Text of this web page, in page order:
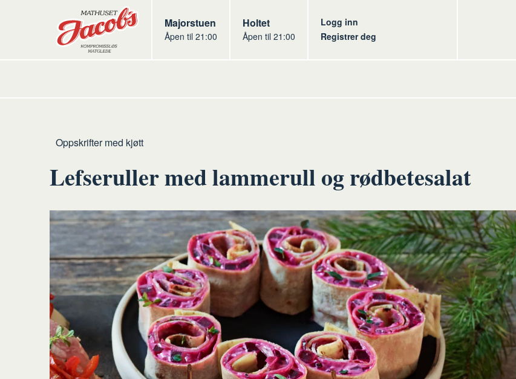
Butikker Jacobs
Majorstuen
Åpen til 21:00
Jacobs
Holtet
Åpen til 21:00
Logg inn
Registrer deg
Hjem
Kjøtt
Oppskrifter med kjøtt
Lefseruller med lammerull og rødbetesalat